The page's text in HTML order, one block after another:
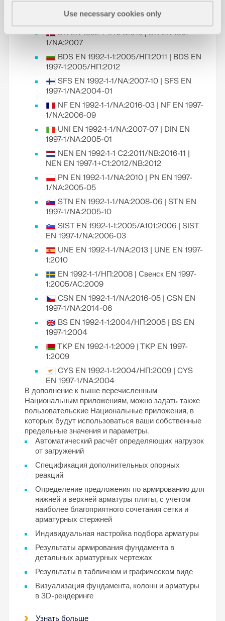
Use necessary cookies only
ÖNORM B 1992-1-1:2018-01 | ÖNORM B
1997-1:2007-11
DK EN 1992-1-1/NA:2013 | DK EN 1997-
1/NA:2007
BDS EN 1992-1-1:2005/НП:2011 | BDS EN
1997-1:2005/НП:2012
SFS EN 1992-1-1/NA:2007-10 | SFS EN
1997-1/NA:2004-01
NF EN 1992-1-1/NA:2016-03 | NF EN 1997-
1/NA:2006-09
UNI EN 1992-1-1/NA:2007-07 | DIN EN
1997-1/NA:2005-01
NEN EN 1992-1-1 C2:2011/NB:2016-11 |
NEN EN 1997-1+C1:2012/NB:2012
PN EN 1992-1-1/NA:2010 | PN EN 1997-
1/NA:2005-05
STN EN 1992-1-1/NA:2008-06 | STN EN
1997-1/NA:2005-10
SIST EN 1992-1-1:2005/A101:2006 | SIST
EN 1997-1/NA:2006-03
UNE EN 1992-1-1/NA:2013 | UNE EN 1997-
1:2010
EN 1992-1-1/НП:2008 | Свенск EN 1997-
1:2005/AC:2009
CSN EN 1992-1-1/NA:2016-05 | CSN EN
1997-1/NA:2014-06
BS EN 1992-1-1:2004/НП:2005 | BS EN
1997-1:2004
TKP EN 1992-1-1:2009 | TKP EN 1997-
1:2009
CYS EN 1992-1-1:2004/НП:2009 | CYS
EN 1997‑1/NA:2004
В дополнение к выше перечисленным
Национальным приложениям, можно задать также
пользовательские Национальные приложения, в
которых будут использоваться ваши собственные
предельные значения и параметры.
Автоматический расчёт определяющих нагрузок
от загружений
Спецификация дополнительных опорных
реакций
Определение предложения по армированию для
нижней и верхней арматуры плиты, с учетом
наиболее благоприятного сочетания сетки и
арматурных стержней
Индивидуальная настройка подбора арматуры
Результаты армирования фундамента в
детальных арматурных чертежах
Результаты в табличном и графическом виде
Визуализация фундамента, колонн и арматуры
в 3D-рендеринге
Узнать больше